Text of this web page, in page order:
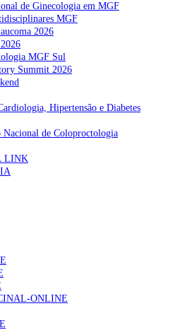
apoia famílias após diagnóstico de
Lisboa reforçam cooperação em
de Ginecologia em MGF
MGF
2026
MGF Sul
Summit 2026
Hipertensão e Diabetes
de Coloproctologia
LINK
ONLINE